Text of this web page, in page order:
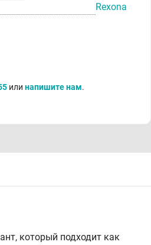
Rexona
или напишите нам.
который подходит как